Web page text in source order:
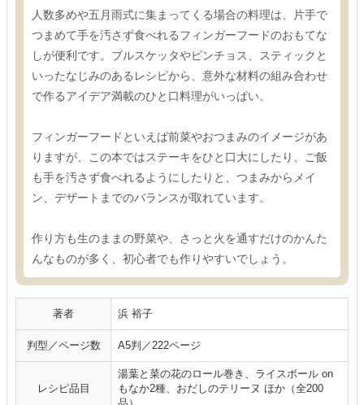
人数多めや五月雨式に集まってくる場合の料理は、片手で
つまめて手を汚さず食べれるフィンガーフードのおもてな
しが便利です。ブルスケッタやピンチョス、スティックと
いったなじみのあるレシピから、意外な材料の組み合わせ
で作るアイデア満載のひと口料理がいっぱい。
フィンガーフードといえば前菜やおつまみのイメージがあ
りますが、この本ではステーキをひと口大にしたり、ご飯
も手を汚さず食べれるようにしたりと、つまみからメイ
ン、デザートまでのバランスが取れています。
作り方も生のままの野菜や、さっと火を通すだけのかんた
んなものが多く、初心者でも作りやすいでしょう。
著者 浜 裕子
判型／ページ数 A5判／222ページ
レシピ品目
湯葉と菜の花のロール巻き、ライスボール on
もなか2種、おだしのテリーヌ ほか（全200